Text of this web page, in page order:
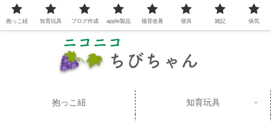
抱っこ紐 知育玩具
抱っこ紐 知育玩具 ブログ作成 apple製品 猫背改善 寝具 雑記 病気